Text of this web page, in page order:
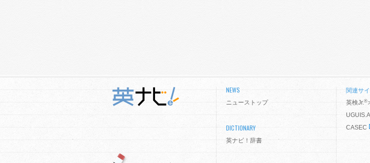
NEWS
ニューストップ
DICTIONARY
英ナビ！辞書
関連サ
英検Jr.®
UGUIS.AI
CASEC